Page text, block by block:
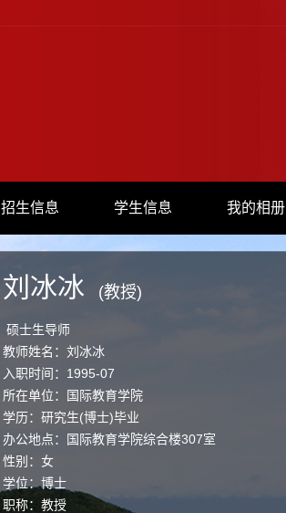
招生信息 学生信息 我的相册
刘冰冰 (教授)
硕士生导师
教师姓名：刘冰冰
入职时间：1995-07
所在单位：国际教育学院
学历：研究生(博士)毕业
办公地点：国际教育学院综合楼307室
性别：女
学位：博士
职称：教授